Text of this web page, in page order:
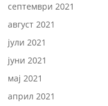
септември 2021
август 2021
јули 2021
јуни 2021
мај 2021
април 2021